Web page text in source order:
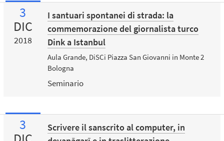
3
DIC
2018
I santuari spontanei di strada: la
commemorazione del giornalista turco
Dink a Istanbul
Aula Grande, DiSCi Piazza San Giovanni in Monte 2
Bologna
Seminario
3
Scrivere il sanscrito al computer, in